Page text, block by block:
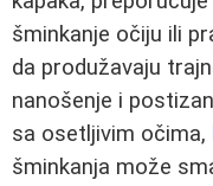
šminkanje očiju ili
da produžavaju
nanošenje i
sa osetljivim očima,
šminkanja može